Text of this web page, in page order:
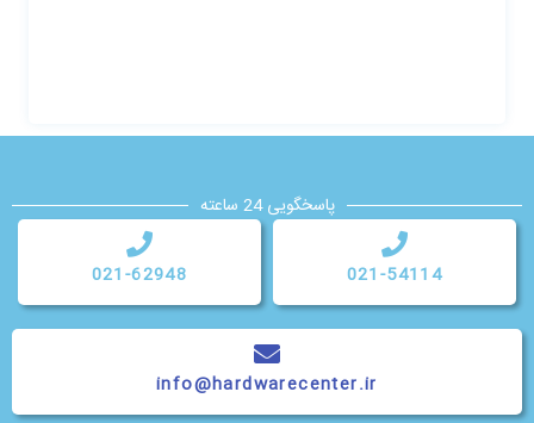
پاسخگویی 24 ساعته
021-54114
021-62948
info@hardwarecenter.ir